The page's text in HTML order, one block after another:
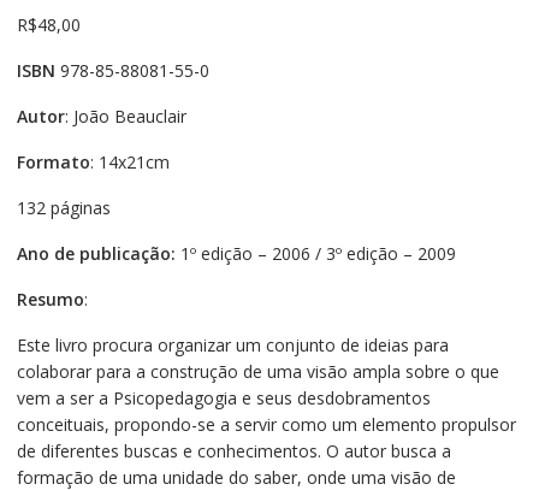
R$48,00
ISBN 978-85-88081-55-0
Autor: João Beauclair
Formato: 14x21cm
132 páginas
Ano de publicação: 1º edição – 2006 / 3º edição – 2009
Resumo:
Este livro procura organizar um conjunto de ideias para
colaborar para a construção de uma visão ampla sobre o que
vem a ser a Psicopedagogia e seus desdobramentos
conceituais, propondo-se a servir como um elemento propulsor
de diferentes buscas e conhecimentos. O autor busca a
formação de uma unidade do saber, onde uma visão de